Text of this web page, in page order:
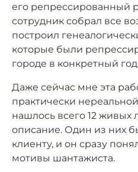
его репрессированный
сотрудник собрал все
построил
которые были
городе в конкретный
Даже сейчас мне эта
практически
нашлось всего 12
описание. Один из них
клиенту, и он сразу
мотивы шантажиста.